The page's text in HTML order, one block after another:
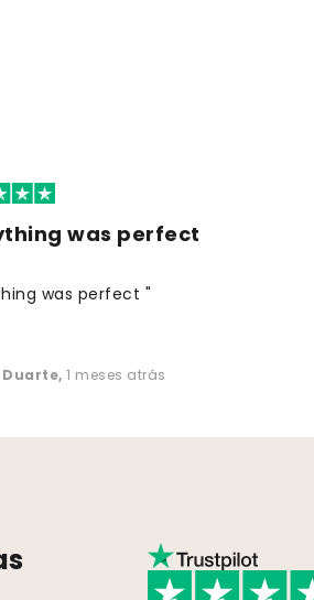
was perfect
was perfect "
Duarte, 1 meses atrás